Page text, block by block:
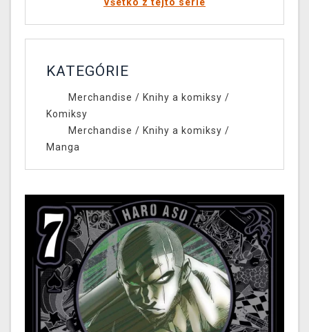
Všetko z tejto série
KATEGÓRIE
Merchandise / Knihy a komiksy /
Komiksy
Merchandise / Knihy a komiksy /
Manga